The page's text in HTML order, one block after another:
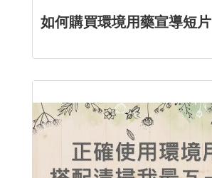
如何購買環境用藥宣導短片